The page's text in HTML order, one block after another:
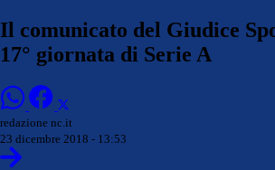
Il comunicato del Giudice
17° giornata di Serie A
redazione nc.it
23 dicembre 2018 - 13:53